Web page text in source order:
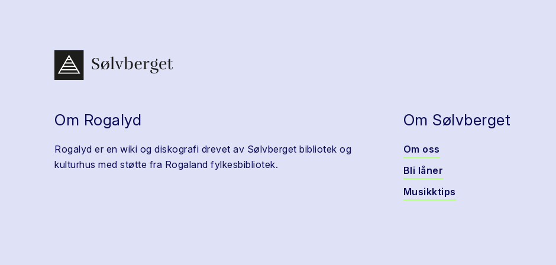
Om Rogalyd
Rogalyd er en wiki og diskografi drevet av Sølvberget bibliotek og
kulturhus med støtte fra Rogaland fylkesbibliotek.
Om Sølvberget
Om oss
Bli låner
Musikktips